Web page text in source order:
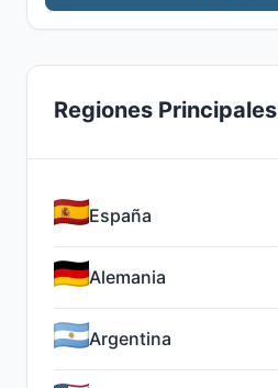
Regiones Principales
España
Alemania
Argentina